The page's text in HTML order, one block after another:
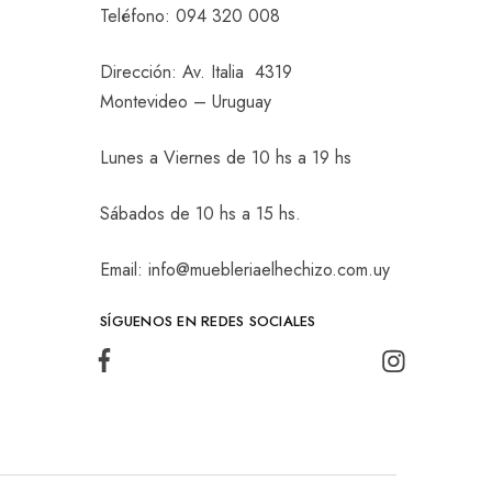
Teléfono: 094 320 008
Dirección: Av. Italia 4319
Montevideo – Uruguay
Lunes a Viernes de 10 hs a 19 hs
Sábados de 10 hs a 15 hs.
Email: info@muebleriaelhechizo.com.uy
SÍGUENOS EN REDES SOCIALES